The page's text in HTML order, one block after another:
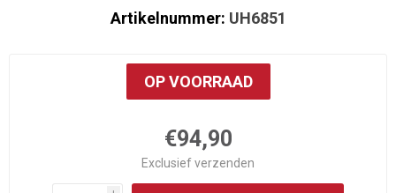
Artikelnummer: UH6851
OP VOORRAAD
€94,90
Exclusiefverzenden